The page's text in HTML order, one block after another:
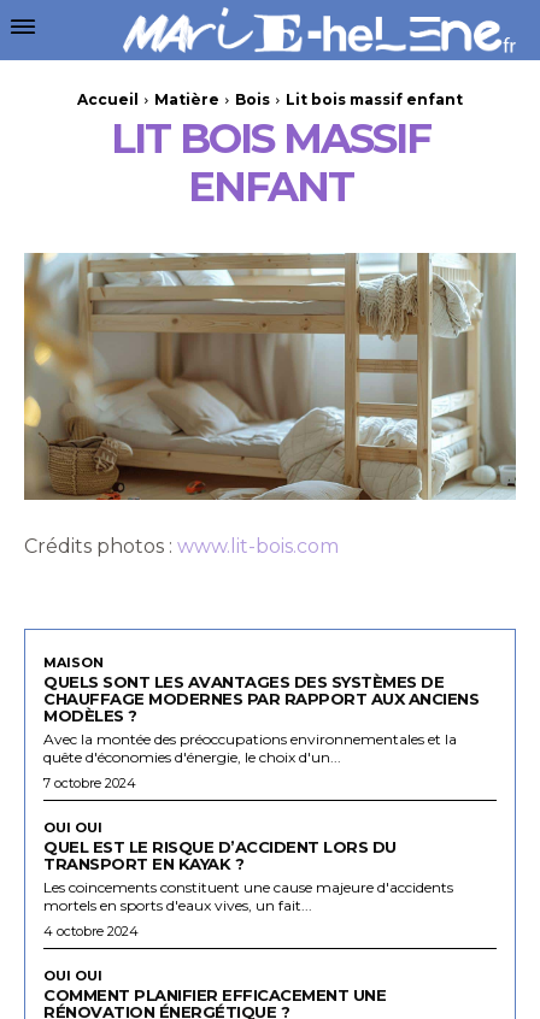
Accueil Matière Bois Lit bois massif enfant
LIT BOIS MASSIF
ENFANT
Crédits photos : www.lit-bois.com
MAISON
QUELS SONT LES AVANTAGES DES SYSTÈMES DE
CHAUFFAGE MODERNES PAR RAPPORT AUX ANCIENS
MODÈLES ?
Avec la montée des préoccupations environnementales et la
quête d'économies d'énergie, le choix d'un...
7 octobre 2024
OUI OUI
QUEL EST LE RISQUE D’ACCIDENT LORS DU
TRANSPORT EN KAYAK ?
Les coincements constituent une cause majeure d'accidents
mortels en sports d'eaux vives, un fait...
4 octobre 2024
OUI OUI
COMMENT PLANIFIER EFFICACEMENT UNE
RÉNOVATION ÉNERGÉTIQUE ?